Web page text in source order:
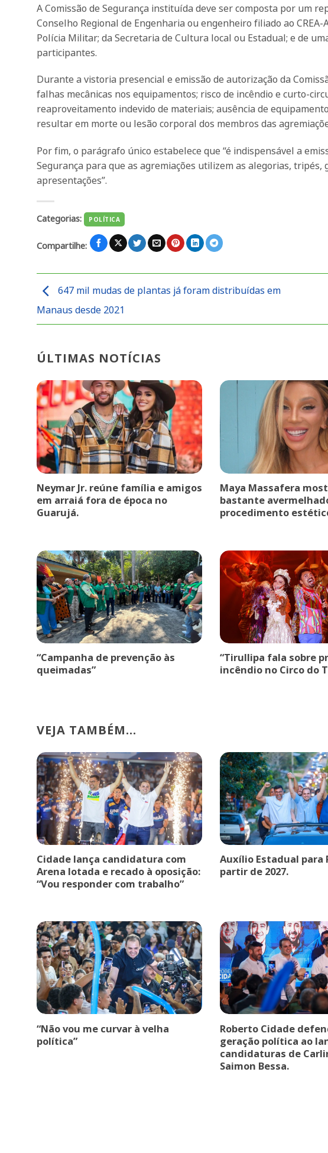
A Comissão de Segurança instituída deve ser composta por um
Conselho Regional de Engenharia ou engenheiro filiado ao
Polícia Militar; da Secretaria de Cultura local ou Estadual; e de
participantes.
Durante a vistoria presencial e emissão de autorização da
falhas mecânicas nos equipamentos; risco de incêndio e curto-
reaproveitamento indevido de materiais; ausência de
resultar em morte ou lesão corporal dos membros das
Por fim, o parágrafo único estabelece que “é indispensável a
Segurança para que as agremiações utilizem as alegorias,
apresentações”.
Categorias: POLÍTICA
Compartilhe:
647 mil mudas de plantas já foram distribuídas em
Manaus desde 2021
ÚLTIMAS NOTÍCIAS
Neymar Jr. reúne família e amigos
em arraiá fora de época no
Guarujá.
Maya Massafera
bastante
procedimento
“Campanha de prevenção às
queimadas”
“Tirullipa fala sobre
incêndio no Circo do
VEJA TAMBÉM...
Cidade lança candidatura com
Arena lotada e recado à oposição:
“Vou responder com trabalho”
Auxílio Estadual para
partir de 2027.
“Não vou me curvar à velha
política”
Roberto Cidade
geração política ao
candidaturas de
Saimon Bessa.